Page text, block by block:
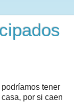
tener
por si caen